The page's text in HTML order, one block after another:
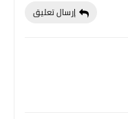
إرسال تعليق